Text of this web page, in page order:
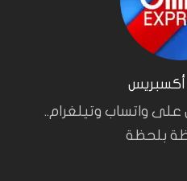
أكسبريس
واتساب وتيلغرام..
بلحظة